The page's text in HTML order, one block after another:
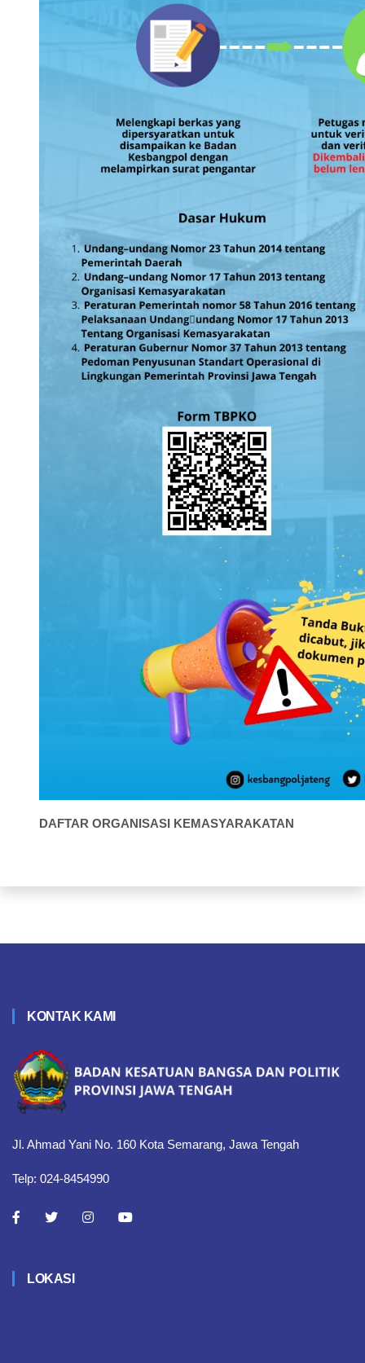
DAFTAR ORGANISASI KEMASYARAKATAN
KONTAK KAMI
Jl. Ahmad Yani No. 160 Kota Semarang, Jawa Tengah
Telp: 024-8454990
LOKASI